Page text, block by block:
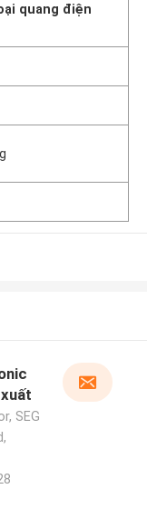
quang điện
SEG